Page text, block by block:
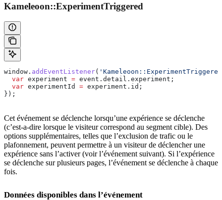
Kameleoon::ExperimentTriggered
window . addEventListener(
  var
experiment = event . detail . experiment ;
  var
experimentId = experiment . id ;
});
Cet événement se déclenche lorsqu’une expérience se déclenche
(c’est-a-dire lorsque le visiteur correspond au segment cible). Des
options supplémentaires, telles que l’exclusion de trafic ou le
plafonnement, peuvent permettre à un visiteur de déclencher une
expérience sans l’activer (voir l’événement suivant). Si l’expérience
se déclenche sur plusieurs pages, l’événement se déclenche à chaque
fois.
Données disponibles dans l’événement